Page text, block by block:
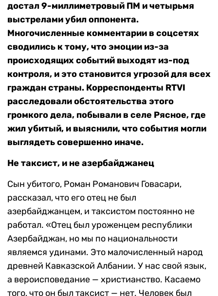
достал 9-миллиметровый ПМ и четырьмя
выстрелами убил оппонента.
Многочисленные комментарии в соцсетях
сводились к тому, что эмоции из-за
происходящих событий выходят из-под
контроля, и это становится угрозой для всех
граждан страны. Корреспонденты RTVI
расследовали обстоятельства этого
громкого дела, побывали в селе Рясное, где
жил убитый, и выяснили, что события могли
выглядеть совершенно иначе.
Не таксист, и не азербайджанец
Сын убитого, Роман Романович Говасари,
рассказал, что его отец не был
азербайджанцем, и таксистом постоянно не
работал. «Отец был уроженцем республики
Азербайджан, но мы по национальности
являемся удинами. Это малочисленный народ
древней Кавказской Албании. У нас свой язык,
а вероисповедание — христианство. Касаемо
того, что он был таксист — нет. Человек был